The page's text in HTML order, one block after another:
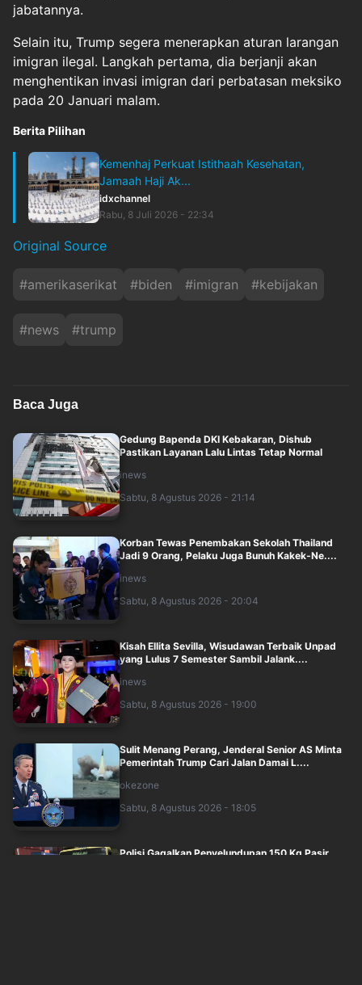
jabatannya.
Selain itu, Trump segera menerapkan aturan larangan
imigran ilegal. Langkah pertama, dia berjanji akan
menghentikan invasi imigran dari perbatasan meksiko
pada 20 Januari malam.
Berita Pilihan
Kemenhaj Perkuat Istithaah Kesehatan,
Jamaah Haji Ak...
idxchannel
Rabu, 8 Juli 2026 - 22:34
Original Source
#amerikaserikat #biden #imigran #kebijakan
#news #trump
Baca Juga
Gedung Bapenda DKI Kebakaran, Dishub
Pastikan Layanan Lalu Lintas Tetap Normal
inews
Sabtu, 8 Agustus 2026 - 21:14
Korban Tewas Penembakan Sekolah Thailand
Jadi 9 Orang, Pelaku Juga Bunuh Kakek-Ne....
inews
Sabtu, 8 Agustus 2026 - 20:04
Kisah Ellita Sevilla, Wisudawan Terbaik Unpad
yang Lulus 7 Semester Sambil Jalank....
inews
Sabtu, 8 Agustus 2026 - 19:00
Sulit Menang Perang, Jenderal Senior AS Minta
Pemerintah Trump Cari Jalan Damai L....
okezone
Sabtu, 8 Agustus 2026 - 18:05
Polisi Gagalkan Penyelundupan 150 Kg Pasir